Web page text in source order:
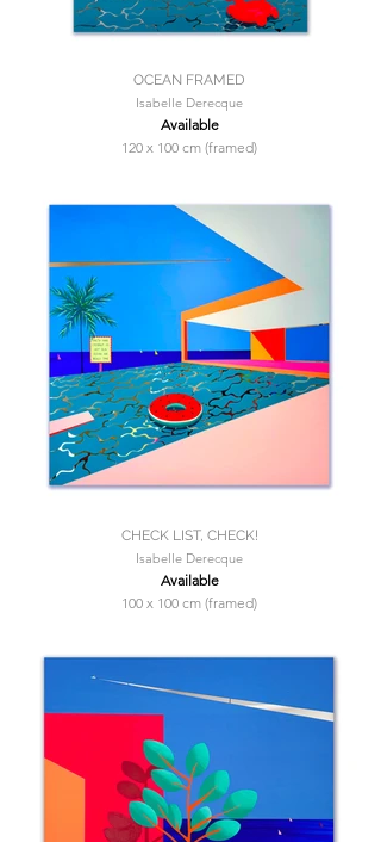
OCEAN FRAMED
Isabelle Derecque
Available
120 x 100 cm (framed)
CHECK LIST, CHECK!
Isabelle Derecque
Available
100 x 100 cm (framed)